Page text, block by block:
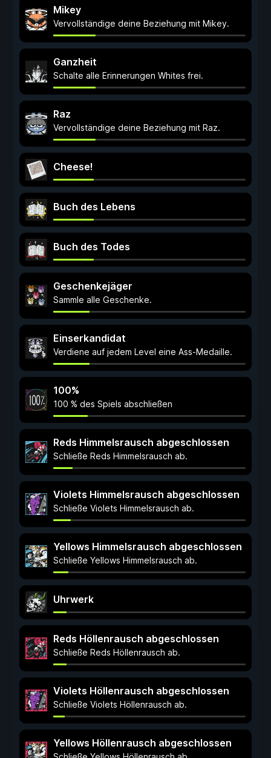
Mikey
Vervollständige deine Beziehung mit Mikey.
Ganzheit
Schalte alle Erinnerungen Whites frei.
Raz
Vervollständige deine Beziehung mit Raz.
Cheese!
Buch des Lebens
Buch des Todes
Geschenkejäger
Sammle alle Geschenke.
Einserkandidat
Verdiene auf jedem Level eine Ass-Medaille.
100%
100 % des Spiels abschließen
Reds Himmelsrausch abgeschlossen
Schließe Reds Himmelsrausch ab.
Violets Himmelsrausch abgeschlossen
Schließe Violets Himmelsrausch ab.
Yellows Himmelsrausch abgeschlossen
Schließe Yellows Himmelsrausch ab.
Uhrwerk
Reds Höllenrausch abgeschlossen
Schließe Reds Höllenrausch ab.
Violets Höllenrausch abgeschlossen
Schließe Violets Höllenrausch ab.
Yellows Höllenrausch abgeschlossen